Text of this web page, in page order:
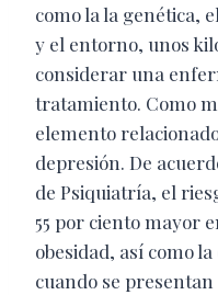
como la la genética,
y el entorno, unos
considerar una
tratamiento. Como
elemento
depresión. De
de Psiquiatría, el
55 por ciento mayor
obesidad, así como
cuando se